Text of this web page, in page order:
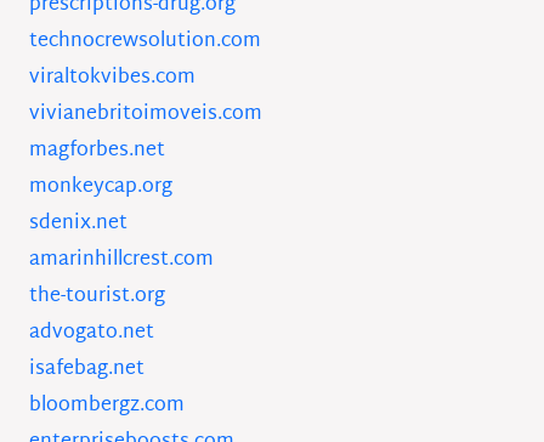
technocrewsolution.com
viraltokvibes.com
vivianebritoimoveis.com
magforbes.net
monkeycap.org
sdenix.net
amarinhillcrest.com
the-tourist.org
advogato.net
isafebag.net
bloombergz.com